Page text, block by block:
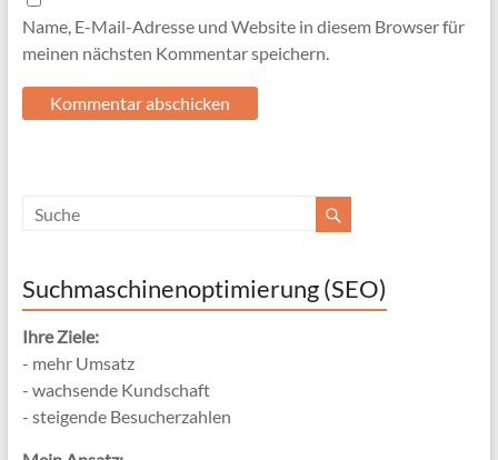
Name, E-Mail-Adresse und Website in diesem Browser für
meinen nächsten Kommentar speichern.
Suchmaschinenoptimierung (SEO)
Ihre Ziele:
- mehr Umsatz
- wachsende Kundschaft
- steigende Besucherzahlen